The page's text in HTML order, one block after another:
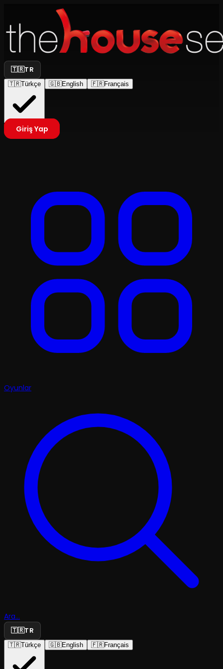
🇹🇷TR
🇹🇷Türkçe 🇬🇧English 🇫🇷Français
Giriş Yap
Oyunlar
Ara...
🇹🇷TR
🇹🇷Türkçe 🇬🇧English 🇫🇷Français